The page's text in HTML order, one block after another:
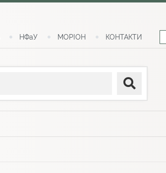
НФаУ МОРІОН КОНТАКТИ